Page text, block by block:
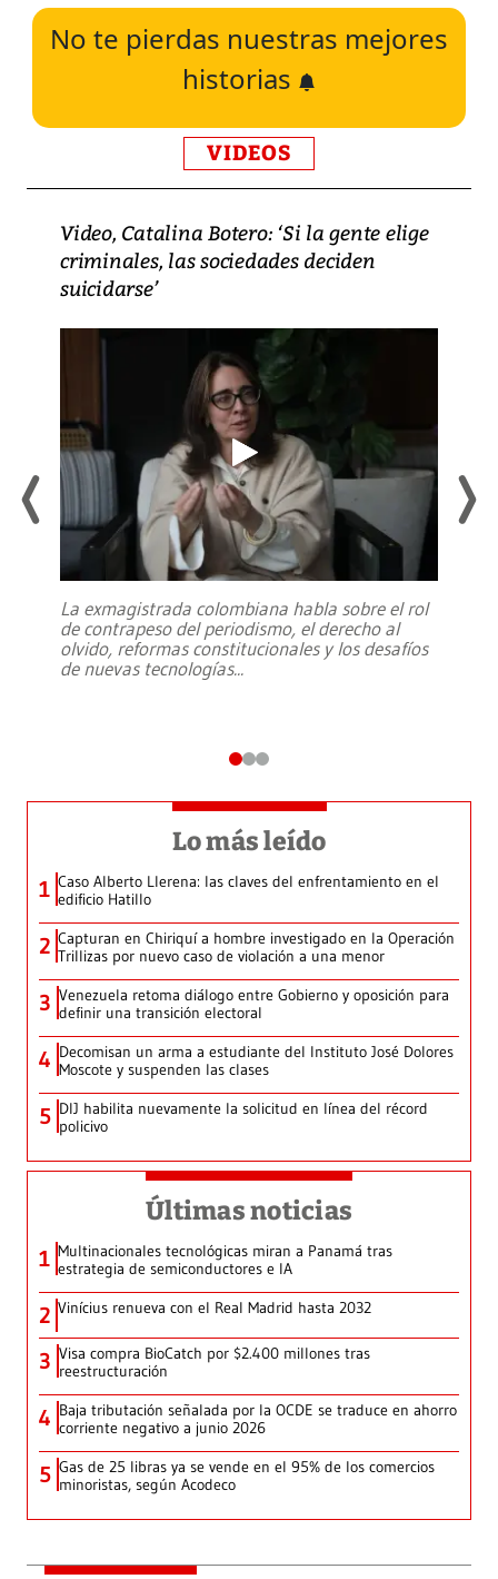
No te pierdas nuestras mejores
historias
VIDEOS
Video, Catalina Botero: ‘Si la gente elige
criminales, las sociedades deciden
suicidarse’
La exmagistrada colombiana habla sobre el rol
de contrapeso del periodismo, el derecho al
olvido, reformas constitucionales y los desafíos
de nuevas tecnologías...
Lo más leído
1 Caso Alberto Llerena: las claves del enfrentamiento en el
edificio Hatillo
2 Capturan en Chiriquí a hombre investigado en la Operación
Trillizas por nuevo caso de violación a una menor
3 Venezuela retoma diálogo entre Gobierno y oposición para
definir una transición electoral
4 Decomisan un arma a estudiante del Instituto José Dolores
Moscote y suspenden las clases
5 DIJ habilita nuevamente la solicitud en línea del récord
policivo
Últimas noticias
1 Multinacionales tecnológicas miran a Panamá tras
estrategia de semiconductores e IA
2 Vinícius renueva con el Real Madrid hasta 2032
3 Visa compra BioCatch por $2.400 millones tras
reestructuración
4 Baja tributación señalada por la OCDE se traduce en ahorro
corriente negativo a junio 2026
5 Gas de 25 libras ya se vende en el 95% de los comercios
minoristas, según Acodeco